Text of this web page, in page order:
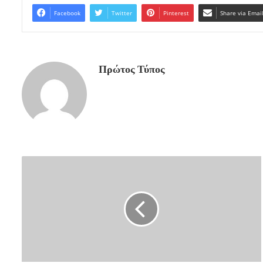
Facebook Twitter Pinterest Share via Email
Πρώτος Τύπος